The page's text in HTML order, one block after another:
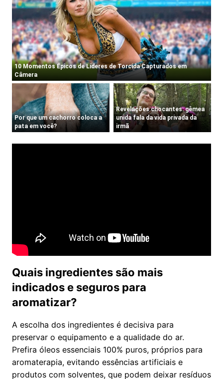
Quais ingredientes são mais
indicados e seguros para
aromatizar?
A escolha dos ingredientes é decisiva para
preservar o equipamento e a qualidade do ar.
Prefira óleos essenciais 100% puros, próprios para
aromaterapia, evitando essências artificiais e
produtos com solventes, que podem deixar resíduos